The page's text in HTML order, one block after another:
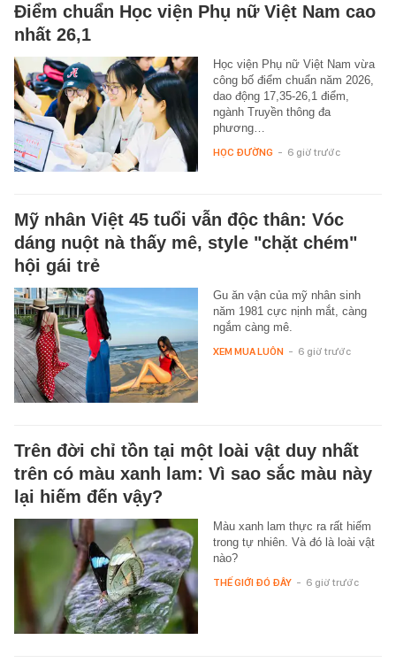
Điểm chuẩn Học viện Phụ nữ Việt Nam cao
nhất 26,1
Học viện Phụ nữ Việt Nam vừa
công bố điểm chuẩn năm 2026,
dao động 17,35-26,1 điểm,
ngành Truyền thông đa
phương…
HỌC ĐƯỜNG - 6 giờ trước
Mỹ nhân Việt 45 tuổi vẫn độc thân: Vóc
dáng nuột nà thấy mê, style "chặt chém"
hội gái trẻ
Gu ăn vận của mỹ nhân sinh
năm 1981 cực nịnh mắt, càng
ngắm càng mê.
XEM MUA LUÔN - 6 giờ trước
Trên đời chỉ tồn tại một loài vật duy nhất
trên có màu xanh lam: Vì sao sắc màu này
lại hiếm đến vậy?
Màu xanh lam thực ra rất hiếm
trong tự nhiên. Và đó là loài vật
nào?
THẾ GIỚI ĐÓ ĐÂY - 6 giờ trước